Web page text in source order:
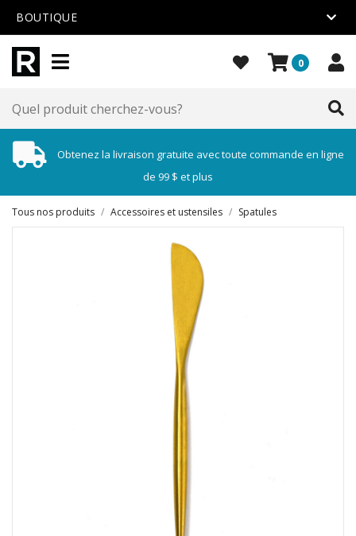
BOUTIQUE
0
Obtenez la livraison gratuite avec toute commande en ligne
de 99 $ et plus
Tous nos produits / Accessoires et ustensiles / Spatules